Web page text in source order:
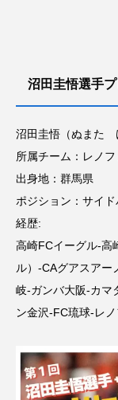
沼田圭悟選手
沼田圭悟（ぬまた
所属チーム：レノフ
出身地：群馬県
ポジション：サイド
経歴:
高崎FCイーグル-高
ル）-CAグアスアー
岐-ガンバ大阪-カマ
ン金沢-FC琉球-レ